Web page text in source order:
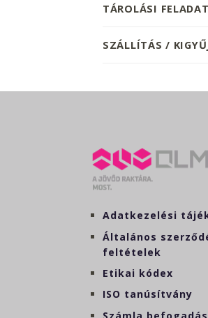
TÁROLÁSI
SZÁLLÍTÁS /
Adatkezelési
Általános
feltételek
Etikai kódex
ISO tanúsítvány